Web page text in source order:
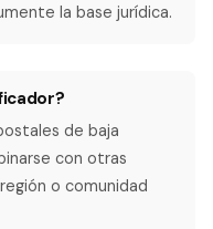
la base jurídica.
de baja
con otras
o comunidad